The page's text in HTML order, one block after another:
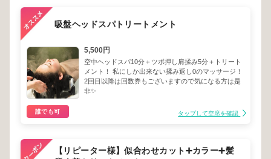
吸盤ヘッドスパトリートメント
5,500円
空中ヘッドスパ10分＋ツボ押し肩揉み5分＋トリート
メント！ 私にしか出来ない揉み返し0のマッサージ！
2回目以降は回数券もございますので気になる方は是
非✨️
誰でも可 タップして空席を確認
【リピーター様】似合わせカット➕カラー➕髪